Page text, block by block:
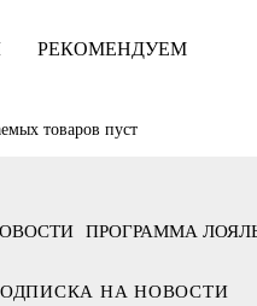
РЕКОМЕНДУЕМ
товаров пуст
ПРОГРАММА
НА НОВОСТИ